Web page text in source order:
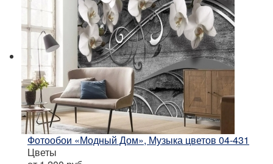
Фотообои «Модный Дом», Музыка цветов 04-431
Цветы